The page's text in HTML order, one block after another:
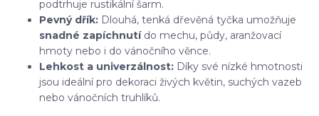
podtrhuje rustikální šarm.
Pevný dřík: Dlouhá, tenká dřevěná tyčka umožňuje
snadné zapíchnutído mechu, půdy, aranžovací
hmoty nebo i do vánočního věnce.
Lehkost a univerzálnost: Díky své nízké hmotnosti
jsou ideální pro dekoraci živých květin, suchých vazeb
nebo vánočních truhlíků.